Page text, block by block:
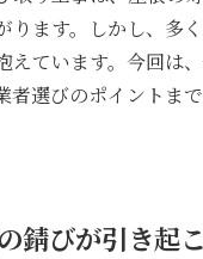
ります。しかし、多
えています。今回は
者選びのポイントま
錆びが引き起